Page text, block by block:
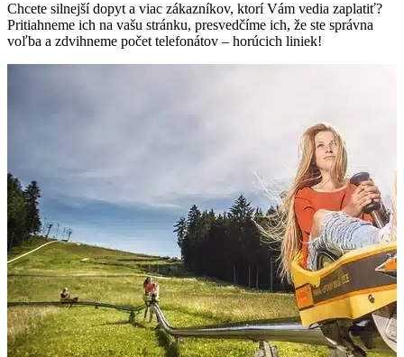
Chcete silnejší dopyt a viac zákazníkov, ktorí Vám vedia zaplatiť?
Pritiahneme ich na vašu stránku, presvedčíme ich, že ste správna
voľba a zdvihneme počet telefonátov – horúcich liniek!